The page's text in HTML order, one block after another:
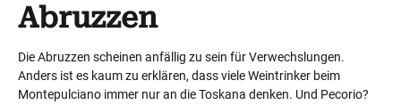
Abruzzen
Die Abruzzen scheinen anfällig zu sein für Verwechslungen.
Anders ist es kaum zu erklären, dass viele Weintrinker beim
Montepulciano immer nur an die Toskana denken. Und Pecorio?